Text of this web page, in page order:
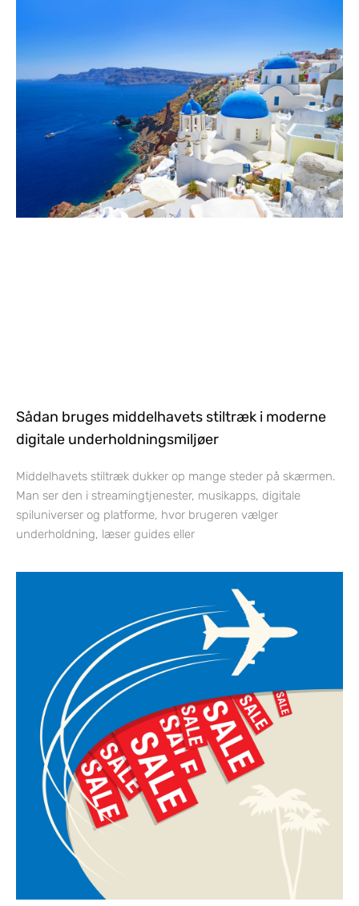
Sådan bruges middelhavets stiltræk i moderne
digitale underholdningsmiljøer
Middelhavets stiltræk dukker op mange steder på skærmen.
Man ser den i streamingtjenester, musikapps, digitale
spiluniverser og platforme, hvor brugeren vælger
underholdning, læser guides eller